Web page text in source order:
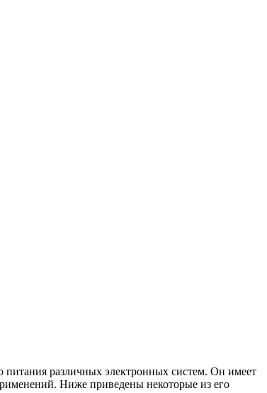
различных электронных систем. Он имеет
Ниже приведены некоторые из его